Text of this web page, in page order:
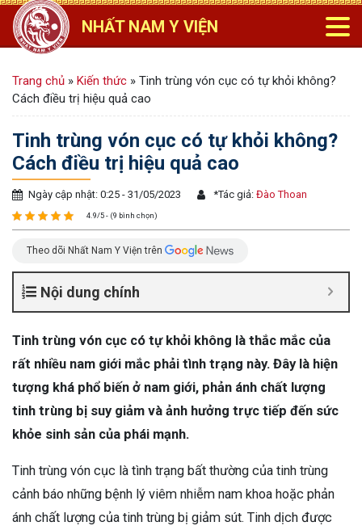
NHẤT NAM Y VIỆN
Trang chủ » Kiến thức » Tinh trùng vón cục có tự khỏi không?
Cách điều trị hiệu quả cao
Tinh trùng vón cục có tự khỏi không?
Cách điều trị hiệu quả cao
Ngày cập nhật: 0:25 - 31/05/2023 *Tác giả: Đào Thoan
4.9/5 - (9 bình chọn)
Theo dõi Nhất Nam Y Viện trên
Nội dung chính
Tinh trùng vón cục có tự khỏi không là thắc mắc của
rất nhiều nam giới mắc phải tình trạng này. Đây là hiện
tượng khá phổ biến ở nam giới, phản ánh chất lượng
tinh trùng bị suy giảm và ảnh hưởng trực tiếp đến sức
khỏe sinh sản của phái mạnh.
Tinh trùng vón cục là tình trạng bất thường của tinh trùng
cảnh báo những bệnh lý viêm nhiễm nam khoa hoặc phản
ánh chất lượng của tinh trùng bị giảm sút. Tinh dịch được